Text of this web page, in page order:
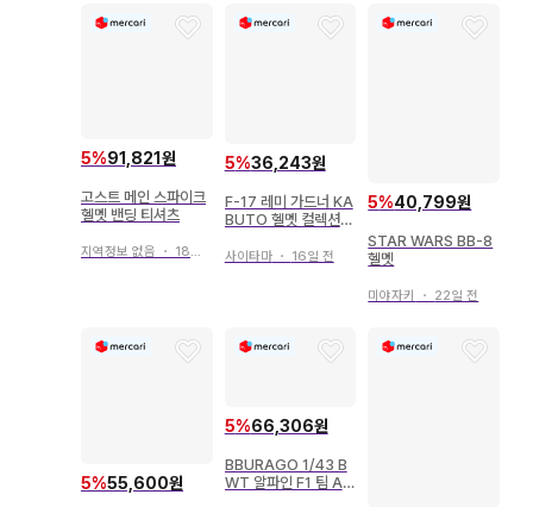
5%91,821원
고스트 메인 스파이크
헬멧 밴딩 티셔츠
지역정보 없음 ・ 18일 전
5%36,243원
F-17 레미 가드너 KA
BUTO 헬멧 컬렉션
사이타마・ 16일 전
5%40,799원
STAR WARS BB-8
헬멧
미야자키 ・ 22일 전
5%55,600원
5%66,306원
BBURAGO 1/43 B
WT 알파인 F1 팀 A5